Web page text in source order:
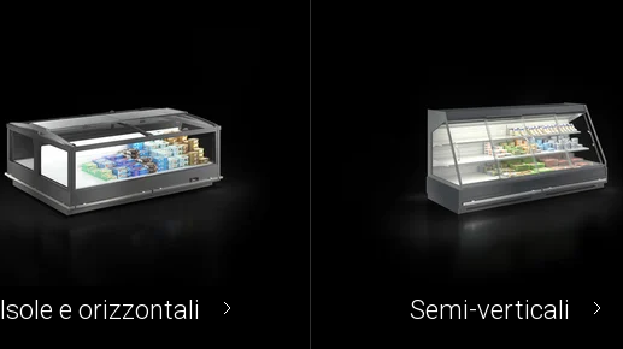
Isole e orizzontali Semi-verticali